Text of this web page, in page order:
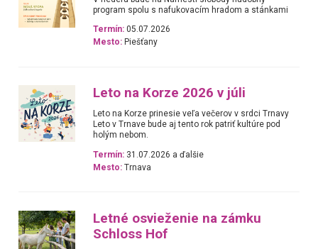
program spolu s nafukovacím hradom a stánkami
Termín: 05.07.2026
Mesto: Piešťany
Leto na Korze 2026 v júli
Leto na Korze prinesie veľa večerov v srdci Trnavy
Leto v Trnave bude aj tento rok patriť kultúre pod
holým nebom.
Termín: 31.07.2026 a ďalšie
Mesto: Trnava
Letné osvieženie na zámku
Schloss Hof